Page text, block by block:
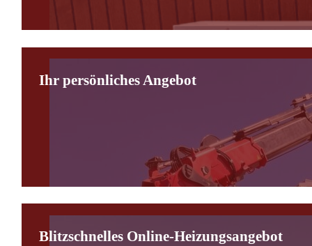
Ihr persönliches Angebot
Blitzschnelles Online-Heizungsangebot